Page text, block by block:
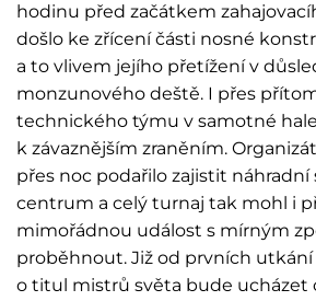
hodinu před začátkem
došlo ke zřícení části nosné
a to vlivem jejího přetížení v
monzunového deště. I přes
technického týmu v samotné
k závaznějším zraněním.
přes noc podařilo zajistit
centrum a celý turnaj tak mohl i
mimořádnou událost s mírným
proběhnout. Již od prvních utkání
o titul mistrů světa bude ucházet